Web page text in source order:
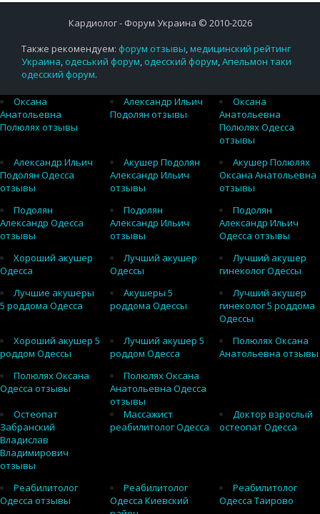
Кардиолог - Форум Украина © 2010-2026
Также рекомендуем: форум отзывы,медицинский рейтинг
Украина, одеський форум, одесский форум,Апельмон таки
одесский форум.
Оксана
Анатольевна
Полюлях отзывы
Александр Ильич
Подолян отзывы
Оксана
Анатольевна
Полюлях Одесса
отзывы
Александр Ильич
Подолян Одесса
отзывы
Акушер Подолян
Александр Ильич
отзывы
Акушер Полюлях
Оксана Анатольевна
отзывы
Подолян
Александр Одесса
отзывы
Подолян
Александр Ильич
отзывы
Подолян
Александр Ильич
Одесса отзывы
Хороший акушер
Одесса
Лучший акушер
Одессы
Лучший акушер
гинеколог Одессы
Лучшие акушеры
5 роддома Одесса
Акушеры 5
роддома Одессы
Лучший акушер
гинеколог 5 роддома
Одессы
Хороший акушер 5
роддом Одессы
Лучший акушер 5
роддом Одесса
Полюлях Оксана
Анатольевна отзывы
Полюлях Оксана
Одесса отзывы
Полюлях Оксана
Анатольевна Одесса
отзывы
Остеопат
Забранский
Владислав
Владимирович
отзывы
Массажист
реабилитолог Одесса
Доктор взрослый
остеопат Одесса
Реабилитолог
Одесса отзывы
Реабилитолог
Одесса Киевский
Реабилитолог
Одесса Таирово